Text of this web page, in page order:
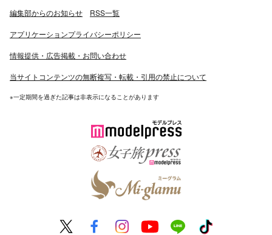
編集部からのお知らせ RSS一覧
アプリケーションプライバシーポリシー
情報提供・広告掲載・お問い合わせ
当サイトコンテンツの無断複写・転載・引用の禁止について
※一定期間を過ぎた記事は非表示になることがあります